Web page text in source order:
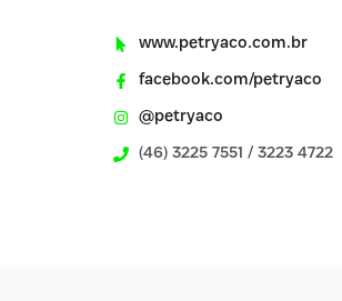
www.petryaco.com.br
facebook.com/petryaco
@petryaco
(46) 3225 7551 / 3223 4722